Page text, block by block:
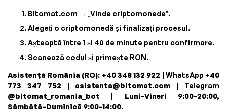
Bitomat.com → „Vinde criptomonede”.
Alegeți o criptomonedă și finalizați procesul.
Așteaptă între 1 și 40 de minute pentru confirmare.
Scanează codul și primește RON.
Asistență România (RO): +40 348 132 922 | WhatsApp +40
773 347 752 | asistenta@bitomat.com | Telegram
@bitomat_romania_bot | Luni–Vineri 9:00–20:00,
Sâmbătă–Duminică 9:00–14:00.